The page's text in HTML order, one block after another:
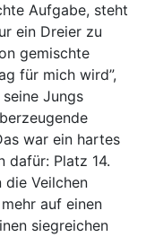
Aufgabe, steht
ein Dreier zu
gemischte
für mich wird”,
Jungs
war ein hartes
dafür: Platz 14.
die Veilchen
auf einen
siegreichen